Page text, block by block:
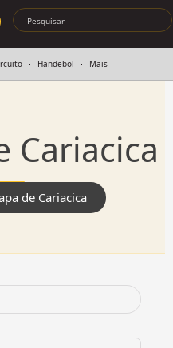
Handebol Mais
Cariacica
de Cariacica